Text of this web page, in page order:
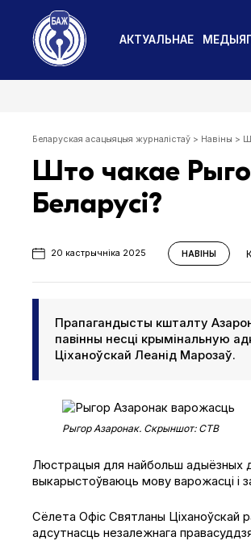
АКТУАЛЬНАЕ
Беларуская асацыяцыя журналістаў > Навіны >
Што чакае
Беларусі?
20 кастрычніка 2025 НАВІНЫ
Прапагандысты кшталту
павінны несці крымінальную
Ціханоўскай Леанід Марозаў.
Рыгор Азаронак. Скрыншот: СТВ
Люстрацыя для найбольш адыёзных
выкарыстоўваюць мову варожасці і
Сёлета Офіс Святланы Ціханоўскай
адсутнасць незалежнага